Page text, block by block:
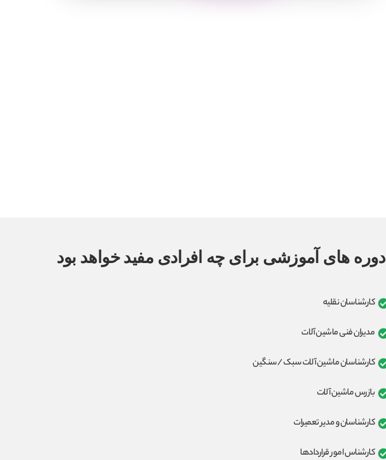
دوره های آموزشی برای چه افرادی مفید خواهد بود
کارشناسان نقلیه
مدیران فنی ماشین آلات
کارشناسان ماشین آلات سبک /سنگین
بازرس ماشین آلات
کارشناسان و مدیر تعمیرات
کارشناس امور قراردادها